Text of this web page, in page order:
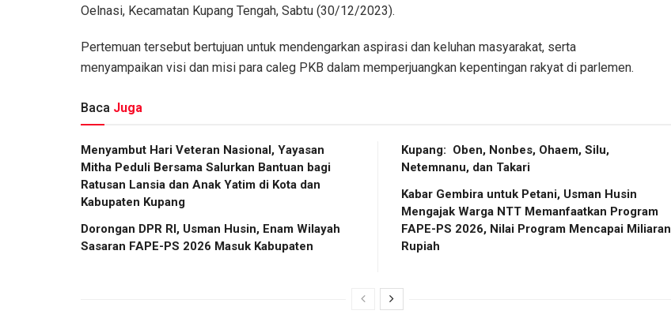
Oelnasi, Kecamatan Kupang Tengah, Sabtu (30/12/2023).
Pertemuan tersebut bertujuan untuk mendengarkan aspirasi dan keluhan masyarakat, serta
menyampaikan visi dan misi para caleg PKB dalam memperjuangkan kepentingan rakyat di parlemen.
Baca Juga
​Menyambut Hari Veteran Nasional, Yayasan
Mitha Peduli Bersama Salurkan Bantuan bagi
Ratusan Lansia dan Anak Yatim di Kota dan
Kabupaten Kupang
Dorongan DPR RI, Usman Husin, Enam Wilayah
Sasaran FAPE-PS 2026 Masuk Kabupaten
Kupang: Oben, Nonbes, Ohaem, Silu,
Netemnanu, dan Takari
Kabar Gembira untuk Petani, Usman Husin
Mengajak Warga NTT Memanfaatkan Program
FAPE-PS 2026, Nilai Program Mencapai Miliaran
Rupiah